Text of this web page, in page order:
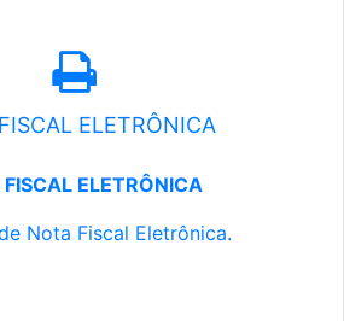
ELETRÔNICA
ELETRÔNICA
Nota Fiscal Eletrônica.